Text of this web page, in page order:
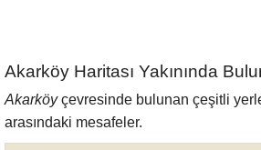
Akarköy Haritası Yakınında
Akarköyçevresinde bulunan çeşitli
arasındaki mesafeler.